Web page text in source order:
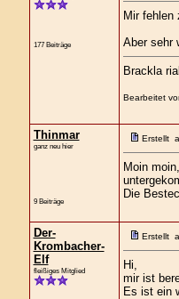
177 Beiträge
Mir fehlen
Aber sehr
Brackla
Bearbeitet
Thinmar
ganz neu hier
9 Beiträge
Erstellt
Moin
Die
Der-
Krombacher-
Elf
fleißiges Mitglied
Erstellt
Hi,
mir ist
Es ist ein